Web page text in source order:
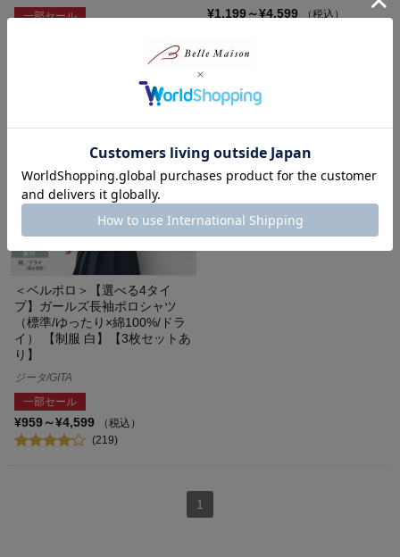
一部セール
¥1,199～¥4,599
（税込）
＜ベルポロ＞【選べる4タイ
プ】ガールズ長袖ポロシャツ
（標準/ゆったり×綿100%/ドラ
イ） 【制服 白】【3枚セットあ
り】
ジータ/GITA
一部セール
¥959～¥4,599
（税込）
(219)
1